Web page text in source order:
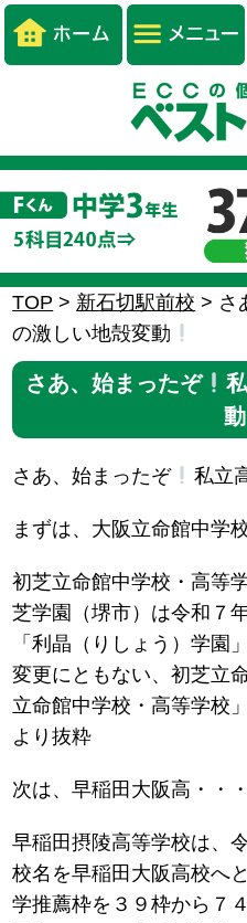
TOP > 新石切駅前校 > さ
の激しい地殻変動
さあ、始まったぞ
動
さあ、始まったぞ 私立
まずは、大阪立命館中学
初芝立命館中学校・高等
芝学園（堺市）は令和７
「利晶（りしょう）学園
変更にともない、初芝立
立命館中学校・高等学校
より抜粋
次は、早稲田大阪高・・・
早稲田摂陵高等学校は、
校名を早稲田大阪高校へ
学推薦枠を３９枠から７